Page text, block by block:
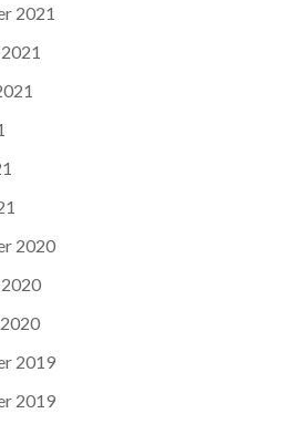
2021
2020
2019
2019